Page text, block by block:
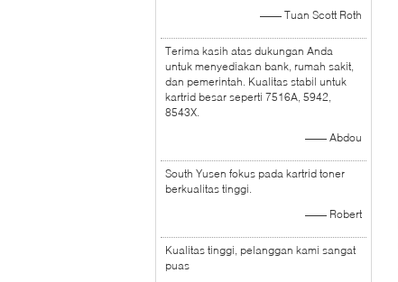
—— Tuan Scott Roth
Terima kasih atas dukungan Anda
untuk menyediakan bank, rumah sakit,
dan pemerintah. Kualitas stabil untuk
kartrid besar seperti 7516A, 5942,
8543X.
—— Abdou
South Yusen fokus pada kartrid toner
berkualitas tinggi.
—— Robert
Kualitas tinggi, pelanggan kami sangat
puas